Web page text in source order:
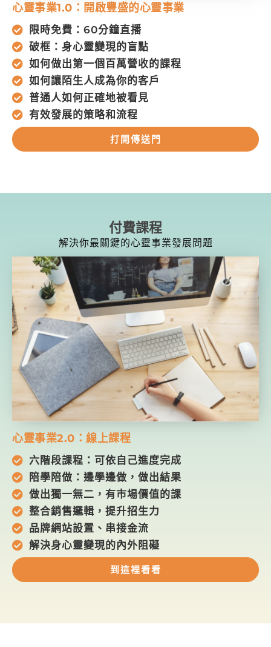
心靈事業1.0：開啟豐盛的心靈事業
限時免費：60分鐘直播
破框：身心靈變現的盲點
如何做出第一個百萬營收的課程
如何讓陌生人成為你的客戶
普通人如何正確地被看見
有效發展的策略和流程
打開傳送門
付費課程
解決你最關鍵的心靈事業發展問題
心靈事業2.0：線上課程
六階段課程：可依自己進度完成
陪學陪做：邊學邊做，做出結果
做出獨一無二，有市場價值的課
整合銷售邏輯，提升招生力
品牌網站設置、串接金流
解決身心靈變現的內外阻礙
到這裡看看